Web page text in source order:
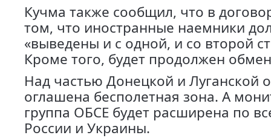
Кучма также сообщил, что в
том, что иностранные наемники
«выведены и с одной, и со второй
Кроме того, будет продолжен
Над частью Донецкой и Луганской
оглашена бесполетная зона. А
группа ОБСЕ будет расширена по
России и Украины.